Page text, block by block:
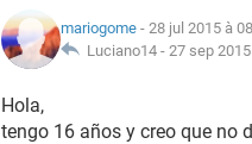
mariogome - 28 jul 2015 à
Luciano14 - 27 sep
Hola,
tengo 16 años y creo que no